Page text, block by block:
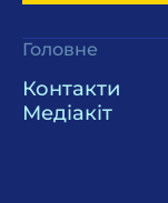
Головне
Контакти
Медіакіт